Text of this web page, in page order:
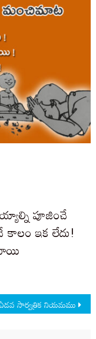
పూజించే
ఇక లేదు!
సార్వత్రిక నియమము